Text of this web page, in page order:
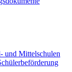
und Mittelschulen